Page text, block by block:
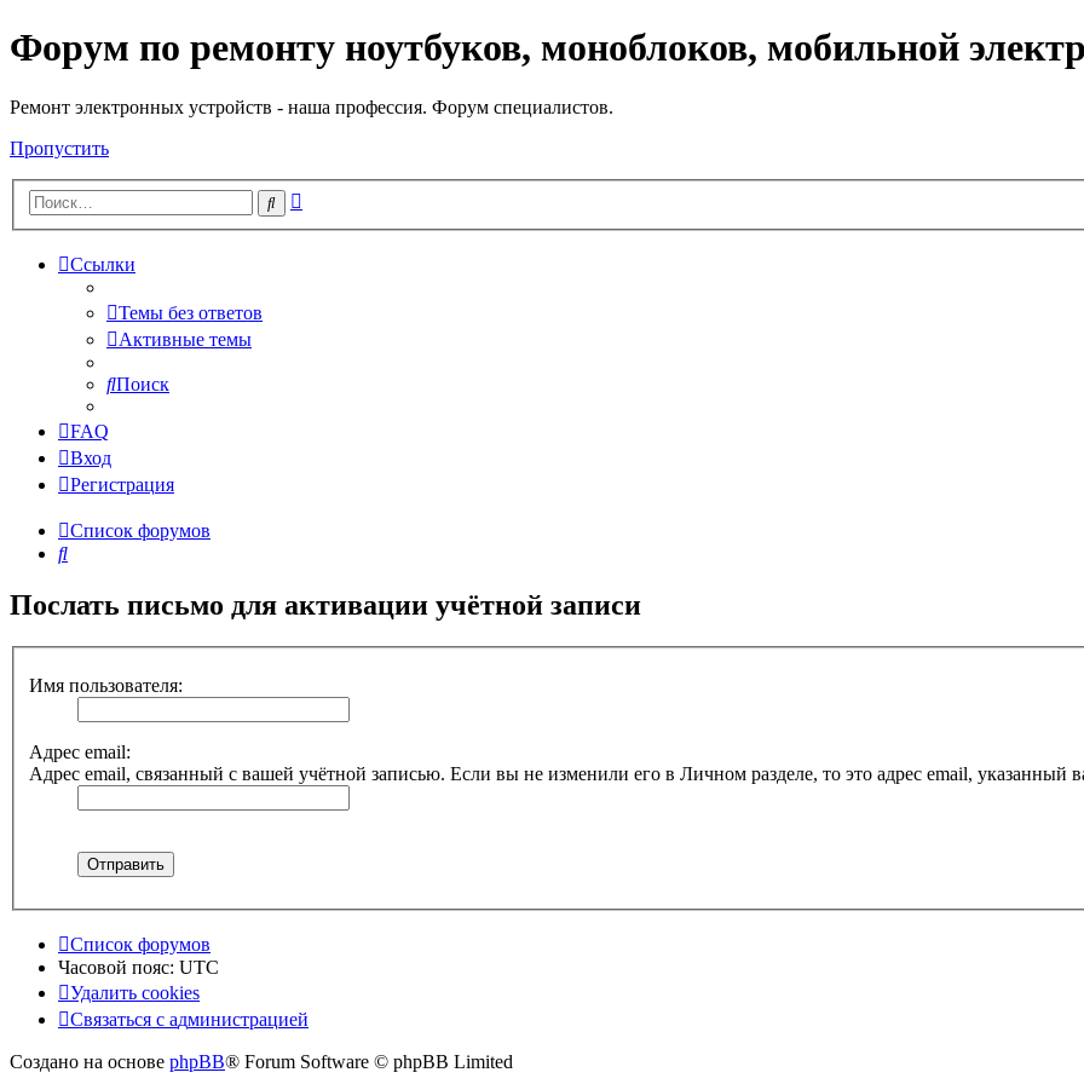
Регистрация
Форум по ремонту ноутбуков, моноблоков, мобильной
Ремонт электронных устройств - наша профессия. Форум специалистов.
Пропустить
Поиск
Ссылки
Темы без ответов
Активные темы
Поиск
FAQ
Вход
Регистрация
Список форумов
Поиск
Послать письмо для активации учётной записи
Имя пользователя:
Адрес email:
Адрес email, связанный с вашей учётной записью. Если вы не изменили его в Личном разделе, то это адрес email, указанный
Список форумов
Часовой пояс: UTC
Удалить cookies
Связаться
администрацией
Связаться с администрацией
Создано на основе phpBB® Forum Software © phpBB Limited